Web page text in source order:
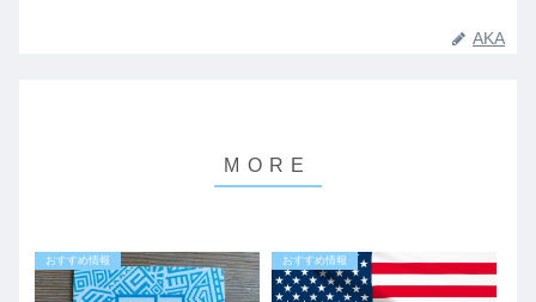
AKA
おすすめ情報 おすすめ情報